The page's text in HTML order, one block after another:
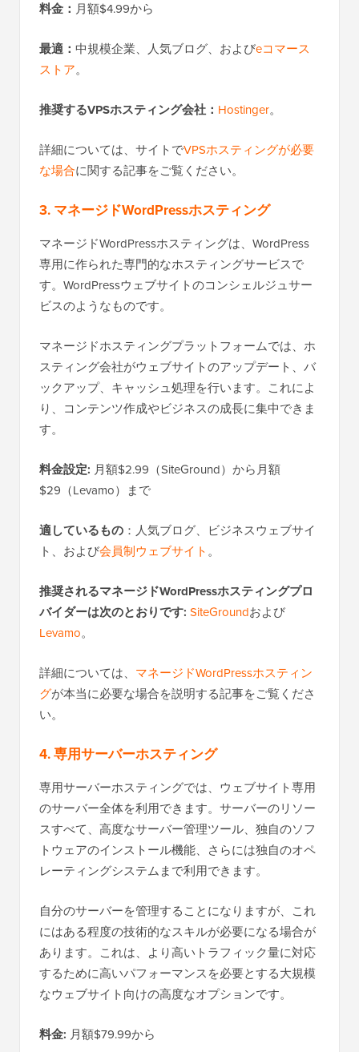
料金： 月額$4.99から
最適： 中規模企業、人気ブログ、およびeコマース
ストア。
推奨するVPSホスティング会社： Hostinger。
詳細については、サイトでVPSホスティングが必要
な場合に関する記事をご覧ください。
3. マネージドWordPressホスティング
マネージドWordPressホスティングは、WordPress
専用に作られた専門的なホスティングサービスで
す。WordPressウェブサイトのコンシェルジュサー
ビスのようなものです。
マネージドホスティングプラットフォームでは、ホ
スティング会社がウェブサイトのアップデート、バ
ックアップ、キャッシュ処理を行います。これによ
り、コンテンツ作成やビジネスの成長に集中できま
す。
料金設定: 月額$2.99（SiteGround）から月額
$29（Levamo）まで
適しているもの ：人気ブログ、ビジネスウェブサイ
ト、および会員制ウェブサイト。
推奨されるマネージドWordPressホスティングプロ
バイダーは次のとおりです: SiteGroundおよび
Levamo。
詳細については、 マネージドWordPressホスティン
グが本当に必要な場合を説明する記事をご覧くださ
い。
4. 専用サーバーホスティング
専用サーバーホスティングでは、ウェブサイト専用
のサーバー全体を利用できます。サーバーのリソー
スすべて、高度なサーバー管理ツール、独自のソフ
トウェアのインストール機能、さらには独自のオペ
レーティングシステムまで利用できます。
自分のサーバーを管理することになりますが、これ
にはある程度の技術的なスキルが必要になる場合が
あります。これは、より高いトラフィック量に対応
するために高いパフォーマンスを必要とする大規模
なウェブサイト向けの高度なオプションです。
料金: 月額$79.99から